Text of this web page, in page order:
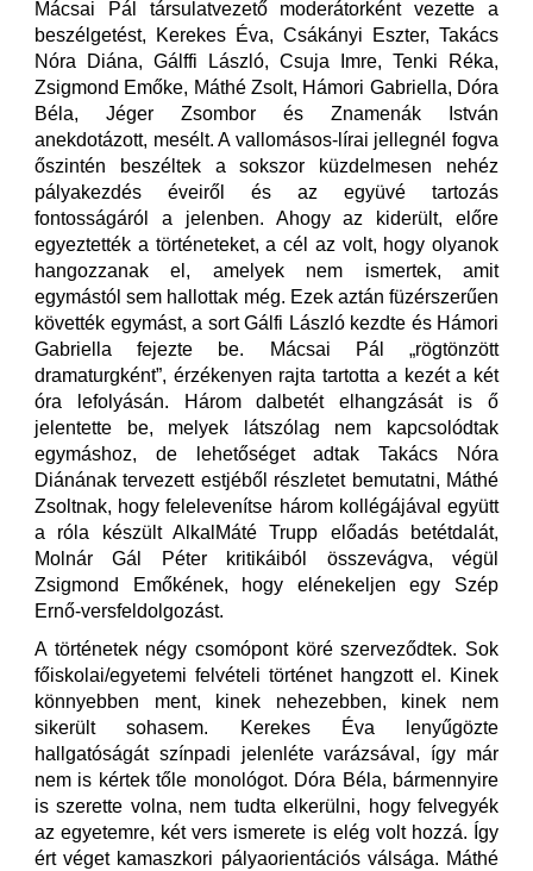
Mácsai Pál társulatvezető moderátorként vezette a
beszélgetést, Kerekes Éva, Csákányi Eszter, Takács
Nóra Diána, Gálffi László, Csuja Imre, Tenki Réka,
Zsigmond Emőke, Máthé Zsolt, Hámori Gabriella, Dóra
Béla, Jéger Zsombor és Znamenák István
anekdotázott, mesélt. A vallomásos-lírai jellegnél fogva
őszintén beszéltek a sokszor küzdelmesen nehéz
pályakezdés éveiről és az együvé tartozás
fontosságáról a jelenben. Ahogy az kiderült, előre
egyeztették a történeteket, a cél az volt, hogy olyanok
hangozzanak el, amelyek nem ismertek, amit
egymástól sem hallottak még. Ezek aztán füzérszerűen
követték egymást, a sort Gálfi László kezdte és Hámori
Gabriella fejezte be. Mácsai Pál „rögtönzött
dramaturgként”, érzékenyen rajta tartotta a kezét a két
óra lefolyásán. Három dalbetét elhangzását is ő
jelentette be, melyek látszólag nem kapcsolódtak
egymáshoz, de lehetőséget adtak Takács Nóra
Diánának tervezett estjéből részletet bemutatni, Máthé
Zsoltnak, hogy felelevenítse három kollégájával együtt
a róla készült AlkalMáté Trupp előadás betétdalát,
Molnár Gál Péter kritikáiból összevágva, végül
Zsigmond Emőkének, hogy elénekeljen egy Szép
Ernő-versfeldolgozást.
A történetek négy csomópont köré szerveződtek. Sok
főiskolai/egyetemi felvételi történet hangzott el. Kinek
könnyebben ment, kinek nehezebben, kinek nem
sikerült sohasem. Kerekes Éva lenyűgözte
hallgatóságát színpadi jelenléte varázsával, így már
nem is kértek tőle monológot. Dóra Béla, bármennyire
is szerette volna, nem tudta elkerülni, hogy felvegyék
az egyetemre, két vers ismerete is elég volt hozzá. Így
ért véget kamaszkori pályaorientációs válsága. Máthé